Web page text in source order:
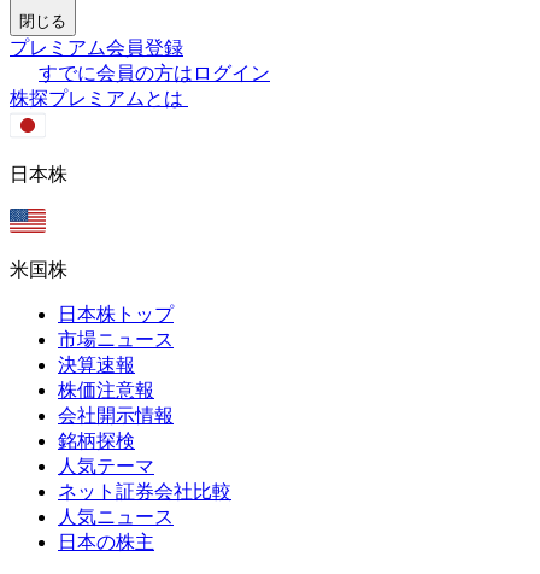
閉じる
プレミアム会員登録
すでに会員の方はログイン
株探プレミアムとは
日本株
米国株
日本株トップ
市場ニュース
決算速報
株価注意報
会社開示情報
銘柄探検
人気テーマ
ネット証券会社比較
人気ニュース
日本の株主